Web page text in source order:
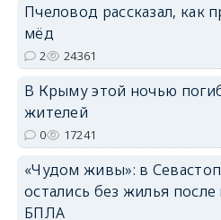
Пчеловод рассказал, как
мёд
2 24361
В Крыму этой ночью
жителей
0 17241
«Чудом живы»: в
остались без жилья после
БПЛА